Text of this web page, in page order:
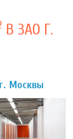
В ЗАО Г.
Москвы